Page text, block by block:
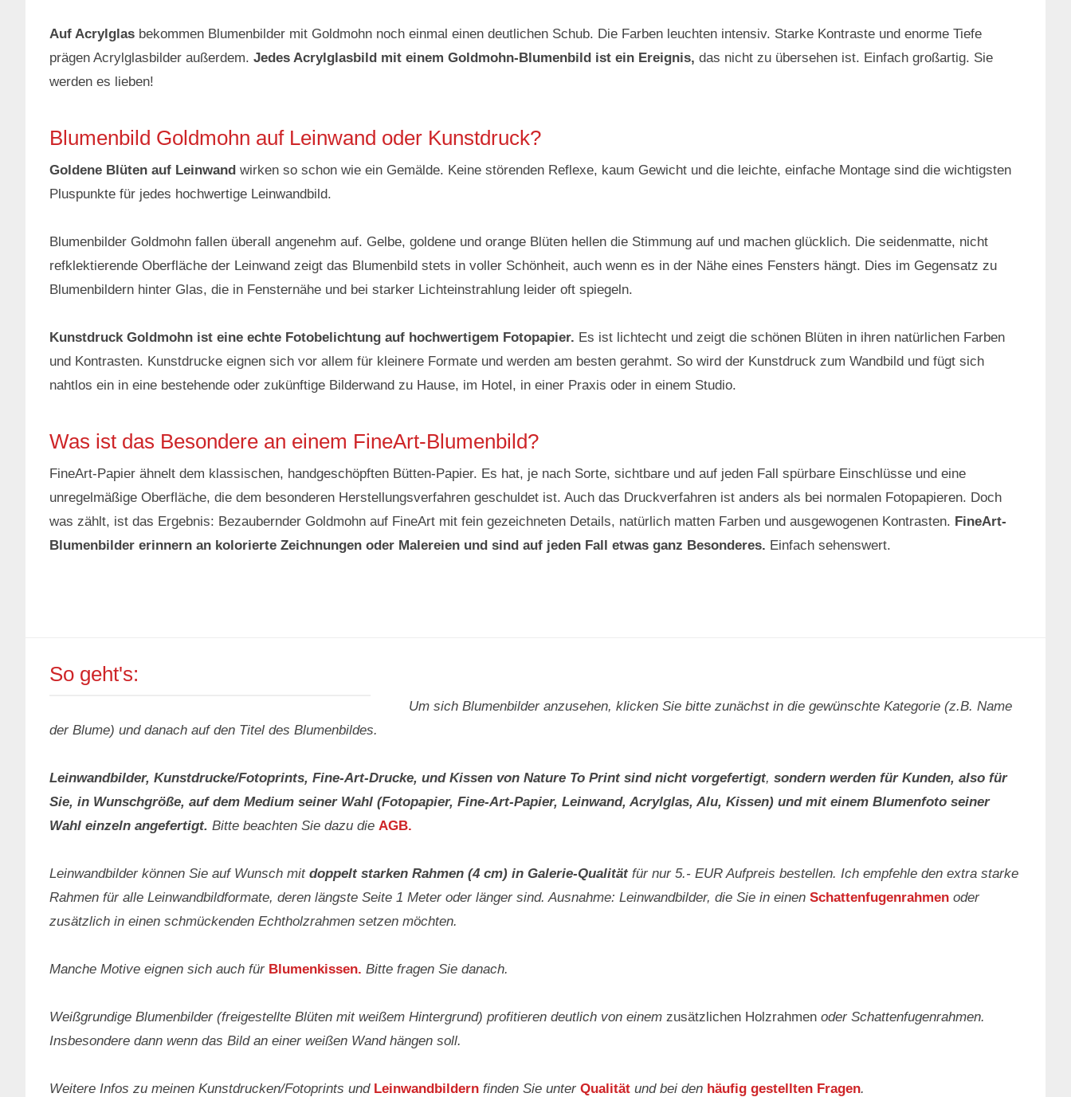
Auf Acrylglas bekommen Blumenbilder mit Goldmohn noch einmal einen deutlichen Schub. Die Farben leuchten intensiv. Starke Kontraste und enorme Tiefe
prägen Acrylglasbilder außerdem. Jedes Acrylglasbild mit einem Goldmohn-Blumenbild ist ein Ereignis, das nicht zu übersehen ist. Einfach großartig. Sie
werden es lieben!
Blumenbild Goldmohn auf Leinwand oder Kunstdruck?
Goldene Blüten auf Leinwand wirken so schon wie ein Gemälde. Keine störenden Reflexe, kaum Gewicht und die leichte, einfache Montage sind die wichtigsten
Pluspunkte für jedes hochwertige Leinwandbild.
Blumenbilder Goldmohn fallen überall angenehm auf. Gelbe, goldene und orange Blüten hellen die Stimmung auf und machen glücklich. Die seidenmatte, nicht
refklektierende Oberfläche der Leinwand zeigt das Blumenbild stets in voller Schönheit, auch wenn es in der Nähe eines Fensters hängt. Dies im Gegensatz zu
Blumenbildern hinter Glas, die in Fensternähe und bei starker Lichteinstrahlung leider oft spiegeln.
Kunstdruck Goldmohn ist eine echte Fotobelichtung auf hochwertigem Fotopapier. Es ist lichtecht und zeigt die schönen Blüten in ihren natürlichen Farben
und Kontrasten. Kunstdrucke eignen sich vor allem für kleinere Formate und werden am besten gerahmt. So wird der Kunstdruck zum Wandbild und fügt sich
nahtlos ein in eine bestehende oder zukünftige Bilderwand zu Hause, im Hotel, in einer Praxis oder in einem Studio.
Was ist das Besondere an einem FineArt-Blumenbild?
FineArt-Papier ähnelt dem klassischen, handgeschöpften Bütten-Papier. Es hat, je nach Sorte, sichtbare und auf jeden Fall spürbare Einschlüsse und eine
unregelmäßige Oberfläche, die dem besonderen Herstellungsverfahren geschuldet ist. Auch das Druckverfahren ist anders als bei normalen Fotopapieren. Doch
was zählt, ist das Ergebnis: Bezaubernder Goldmohn auf FineArt mit fein gezeichneten Details, natürlich matten Farben und ausgewogenen Kontrasten. FineArt-
Blumenbilder erinnern an kolorierte Zeichnungen oder Malereien und sind auf jeden Fall etwas ganz Besonderes. Einfach sehenswert.
So geht's:
Um sich Blumenbilder anzusehen, klicken Sie bitte zunächst in die gewünschte Kategorie (z.B. Name
der Blume) und danach auf den Titel des Blumenbildes.
Leinwandbilder, Kunstdrucke/Fotoprints, Fine-Art-Drucke, und Kissen von Nature To Print sind nicht vorgefertigt, sondern werden für Kunden, also für
Sie, in Wunschgröße, auf dem Medium seiner Wahl (Fotopapier, Fine-Art-Papier, Leinwand, Acrylglas, Alu, Kissen) und mit einem Blumenfoto seiner
Wahl einzeln angefertigt. Bitte beachten Sie dazu die AGB.
Leinwandbilder können Sie auf Wunsch mit doppelt starken Rahmen (4 cm) in Galerie-Qualität für nur 5.- EUR Aufpreis bestellen. Ich empfehle den extra starke
Rahmen für alle Leinwandbildformate, deren längste Seite 1 Meter oder länger sind. Ausnahme: Leinwandbilder, die Sie in einen Schattenfugenrahmen oder
zusätzlich in einen schmückenden Echtholzrahmen setzen möchten.
Manche Motive eignen sich auch für Blumenkissen. Bitte fragen Sie danach.
Weißgrundige Blumenbilder (freigestellte Blüten mit weißem Hintergrund) profitieren deutlich von einem zusätzlichen Holzrahmen oder Schattenfugenrahmen.
Insbesondere dann wenn das Bild an einer weißen Wand hängen soll.
Weitere Infos zu meinen Kunstdrucken/Fotoprints und Leinwandbildern finden Sie unter Qualität und bei den häufig gestellten Fragen.